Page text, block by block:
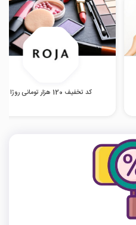
کد تخفیف 120 هزار تومانی روژا